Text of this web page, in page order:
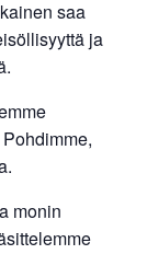
saa
ja
monin